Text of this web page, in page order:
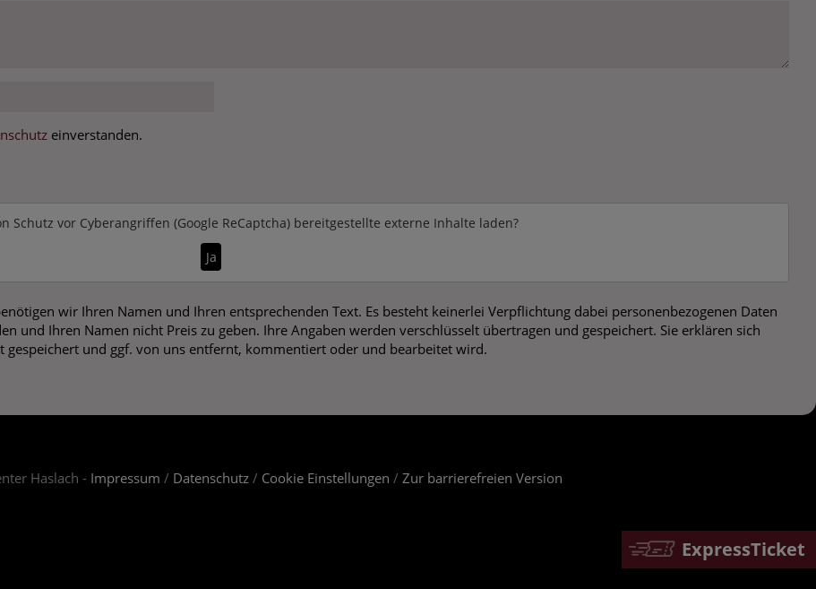
ExpressTicket
einverstanden.
Schutz vor Cyberangriffen (Google ReCaptcha)bereitgestellte externe Inhalte laden?
Ja
wir Ihren Namen und Ihren entsprechenden Text. Es besteht keinerlei Verpflichtung dabei personenbezogenen Daten
und Ihren Namen nicht Preis zu geben. Ihre Angaben werden verschlüsselt übertragen und gespeichert. Sie erklären sich
und ggf. von uns entfernt, kommentiert oder und bearbeitet wird.
Haslach - Impressum / Datenschutz/ Cookie Einstellungen / Zur barrierefreien Version